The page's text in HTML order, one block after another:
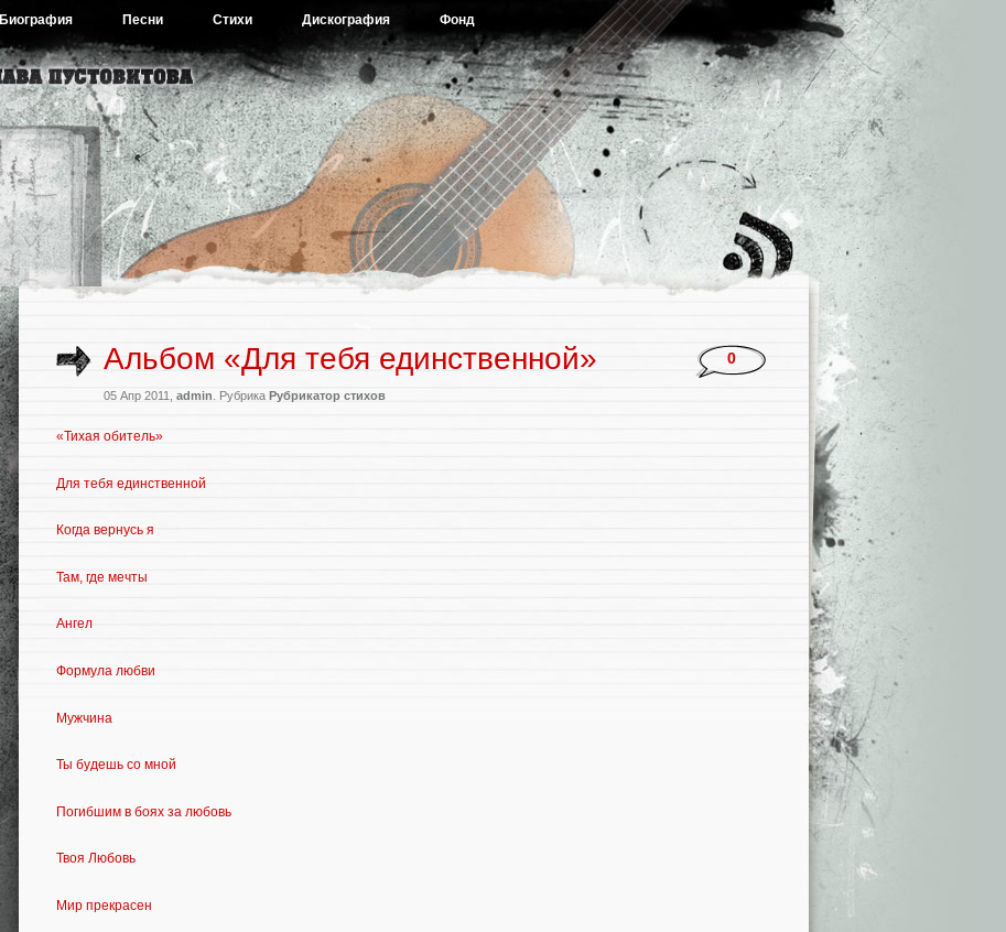
Биография Песни Стихи Дискография Фонд
Альбом «Для тебя единственной»
05 Апр 2011, admin . Рубрика Рубрикатор стихов
0
«Тихая обитель»
Для тебя единственной
Когда вернусь я
Там, где мечты
Ангел
Формула любви
Мужчина
Ты будешь со мной
Погибшим в боях за любовь
Твоя Любовь
Мир прекрасен